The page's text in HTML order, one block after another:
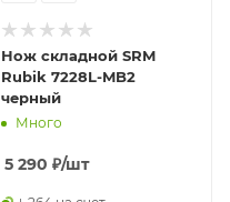
Нож складной SRM
Rubik 7228L-MB2
черный
Много
5 290 ₽/шт